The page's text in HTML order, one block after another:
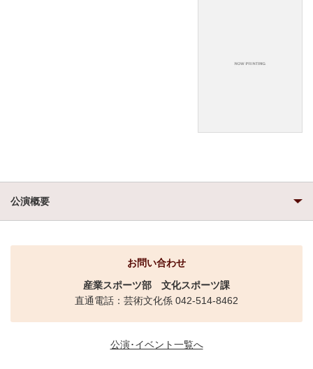
公演概要
お問い合わせ
産業スポーツ部 文化スポーツ課
直通電話：芸術文化係 042-514-8462
公演･イベント一覧へ